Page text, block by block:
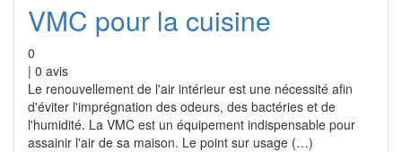
VMC pour la cuisine
0
| 0 avis
Le renouvellement de l'air intérieur est une nécessité afin
d'éviter l'imprégnation des odeurs, des bactéries et de
l'humidité. La VMC est un équipement indispensable pour
assainir l'air de sa maison. Le point sur usage (…)